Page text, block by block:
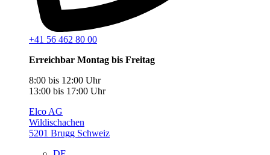
+41 56 462 80 00
Erreichbar Montag bis Freitag
8:00 bis 12:00 Uhr
13:00 bis 17:00 Uhr
Elco AG
Wildischachen
5201 Brugg Schweiz